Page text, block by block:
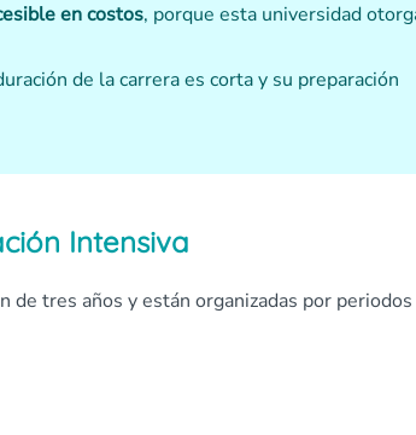
en costos, porque esta universidad
de la carrera es corta y su preparación
Intensiva
de tres años y están organizadas por periodos